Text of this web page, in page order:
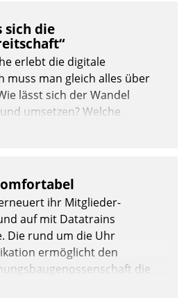
sich die
erlebt die digitale
muss man gleich alles über
lässt sich der Wandel
umsetzen? Welche
erneuert ihr Mitglieder-
auf mit Datatrains
Die rund um die Uhr
ermöglicht den
die
Tablet oder PC.